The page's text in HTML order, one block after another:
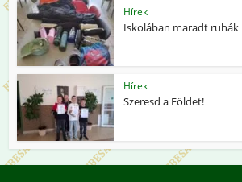
Hírek
Iskolában maradt ruhák
Hírek
Szeresd a Földet!